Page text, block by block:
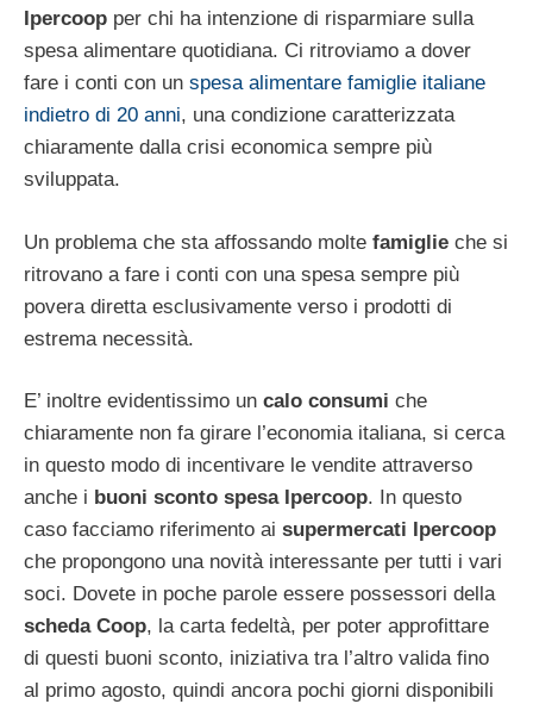
Ipercoop per chi ha intenzione di risparmiare sulla
spesa alimentare quotidiana. Ci ritroviamo a dover
fare i conti con un spesa alimentare famiglie italiane
indietro di 20 anni, una condizione caratterizzata
chiaramente dalla crisi economica sempre più
sviluppata.
Un problema che sta affossando molte famiglie che si
ritrovano a fare i conti con una spesa sempre più
povera diretta esclusivamente verso i prodotti di
estrema necessità.
E’ inoltre evidentissimo un calo consumi che
chiaramente non fa girare l’economia italiana, si cerca
in questo modo di incentivare le vendite attraverso
anche i buoni sconto spesa Ipercoop. In questo
caso facciamo riferimento ai supermercati Ipercoop
che propongono una novità interessante per tutti i vari
soci. Dovete in poche parole essere possessori della
scheda Coop, la carta fedeltà, per poter approfittare
di questi buoni sconto, iniziativa tra l’altro valida fino
al primo agosto, quindi ancora pochi giorni disponibili